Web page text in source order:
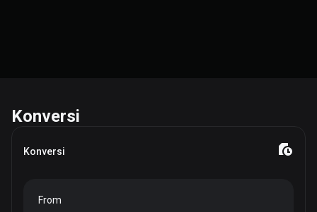
Konversi
Konversi
From